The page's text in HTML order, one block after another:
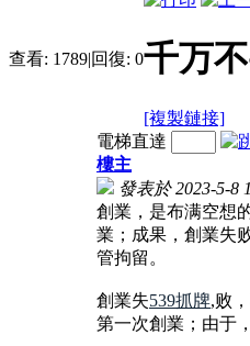
查看: 1789|回復: 0千万
[複製鏈接]
電梯直達
樓主
發表於 2023-5-8
創業，是布满空想
業；成果，創業失
管拘留。
創業失539抓牌,败
第一次創業；由于